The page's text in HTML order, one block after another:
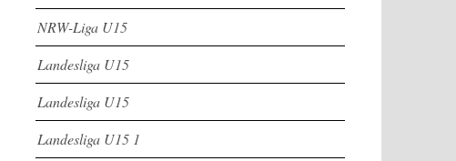
NRW-Liga U15
Landesliga U15
Landesliga U15
Landesliga U15 1